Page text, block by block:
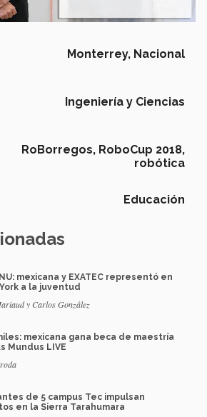
Monterrey, Nacional
Ingeniería y Ciencias
RoBorregos, RoboCup 2018,
robótica
Educación
mexicana y EXATEC representó en
a la juventud
y Carlos González
mexicana gana beca de maestría
Mundus LIVE
de 5 campus Tec impulsan
en la Sierra Tarahumara